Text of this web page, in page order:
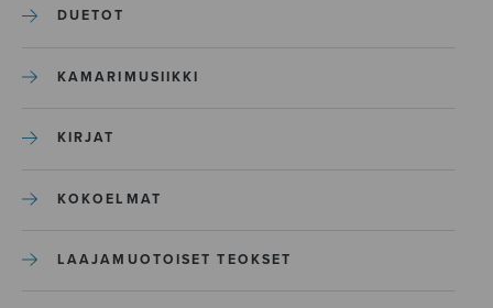
DUETOT
KAMARIMUSIIKKI
KIRJAT
KOKOELMAT
LAAJAMUOTOISET TEOKSET